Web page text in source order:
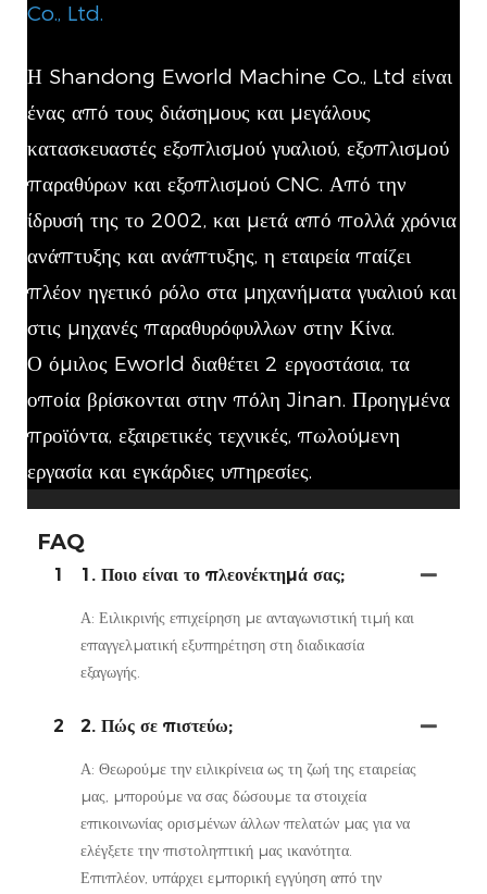
Co., Ltd.
Η Shandong Eworld Machine Co., Ltd είναι
ένας από τους διάσημους και μεγάλους
κατασκευαστές εξοπλισμού γυαλιού, εξοπλισμού
παραθύρων και εξοπλισμού CNC. Από την
ίδρυσή της το 2002, και μετά από πολλά χρόνια
ανάπτυξης και ανάπτυξης, η εταιρεία παίζει
πλέον ηγετικό ρόλο στα μηχανήματα γυαλιού και
στις μηχανές παραθυρόφυλλων στην Κίνα.
Ο όμιλος Eworld διαθέτει 2 εργοστάσια, τα
οποία βρίσκονται στην πόλη Jinan. Προηγμένα
προϊόντα, εξαιρετικές τεχνικές, πωλούμενη
εργασία και εγκάρδιες υπηρεσίες.
FAQ
1 1. Ποιο είναι το πλεονέκτημά σας;
Α: Ειλικρινής επιχείρηση με ανταγωνιστική τιμή και
επαγγελματική εξυπηρέτηση στη διαδικασία
εξαγωγής.
2 2. Πώς σε πιστεύω;
Α: Θεωρούμε την ειλικρίνεια ως τη ζωή της εταιρείας
μας, μπορούμε να σας δώσουμε τα στοιχεία
επικοινωνίας ορισμένων άλλων πελατών μας για να
ελέγξετε την πιστοληπτική μας ικανότητα.
Επιπλέον, υπάρχει εμπορική εγγύηση από την